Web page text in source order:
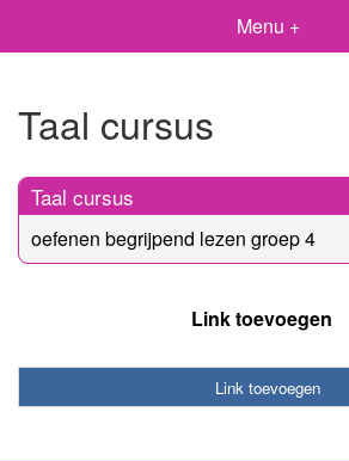
Menu +
Taal cursus
Taal cursus
oefenen begrijpend lezen groep 4
Link toevoegen
Link toevoegen